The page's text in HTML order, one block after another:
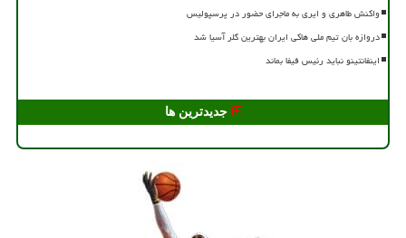
واکنش طاهری و ایری به ماجرای حضور در پرسپولیس
دروازه بان تیم ملی هاکی ایران بهترین گلر آسیا شد
اینفانتینو نباید رئیس فیفا بماند
جدیدترین ها